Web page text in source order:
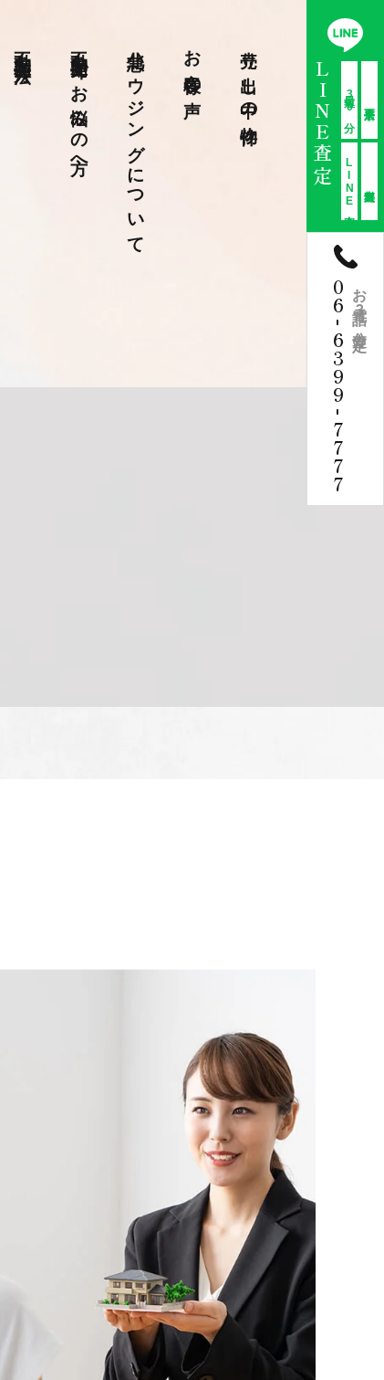
不動産売却でお悩みの方へ 北急ハウジングについて お客様の声 売り出し中の物件 LINE査定 最短30分
LINE査定
06
-
6399
-
7777
お電話3分査定